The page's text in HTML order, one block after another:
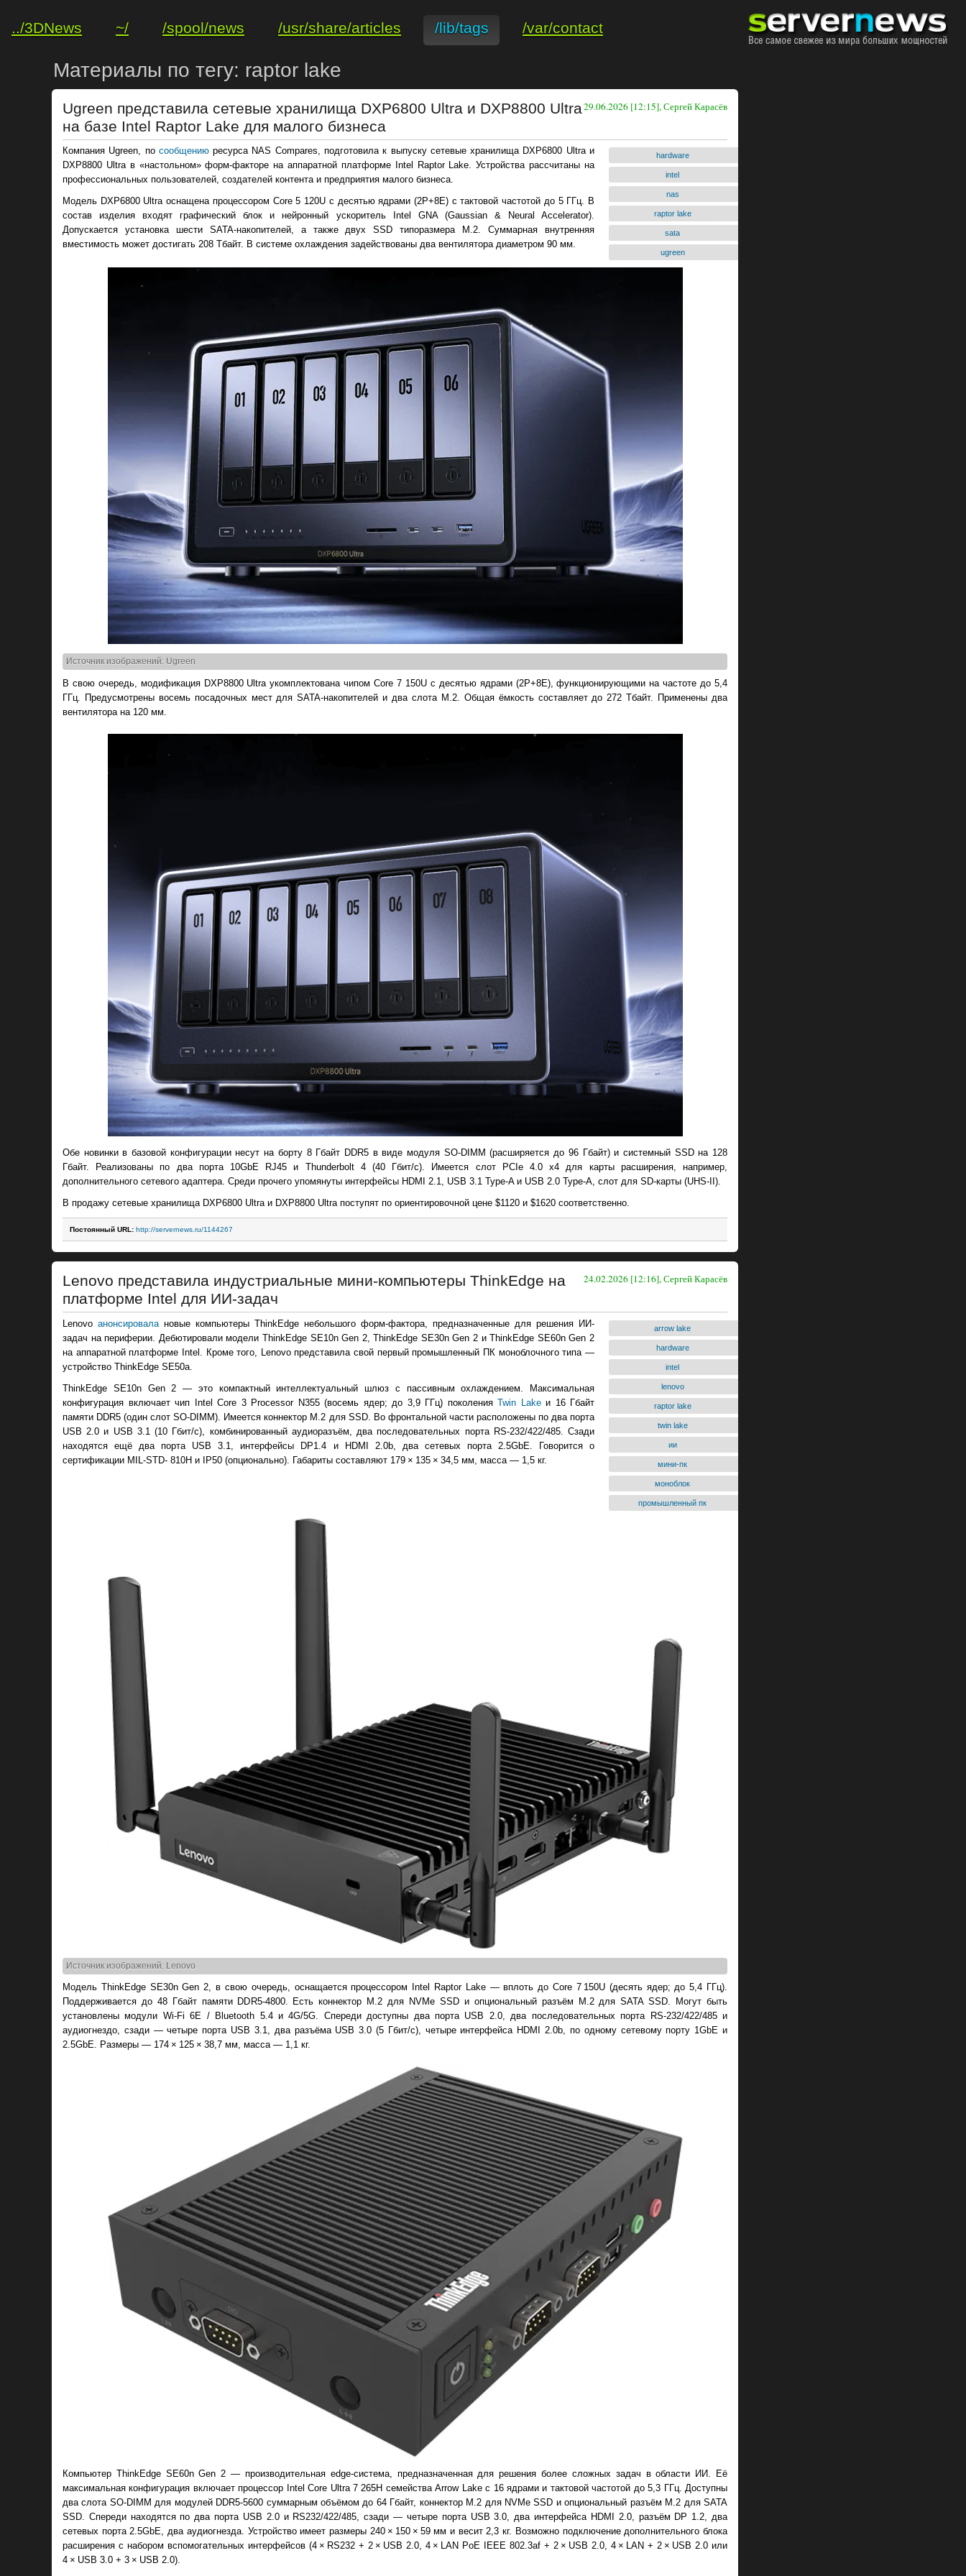
../3DNews ~/ /spool/news /usr/share/articles /lib/tags /var/contact
Материалы по тегу: raptor lake
29.06.2026 [12:15], Сергей Карасёв
Ugreen представила сетевые хранилища DXP6800 Ultra и DXP8800 Ultra
на базе Intel Raptor Lake для малого бизнеса
hardware
intel
nas
raptor lake
sata
ugreen
Компания Ugreen, по сообщениюресурса NAS Compares, подготовила к выпуску сетевые хранилища DXP6800 Ultra и
DXP8800 Ultra в «настольном» форм-факторе на аппаратной платформе Intel Raptor Lake. Устройства рассчитаны на
профессиональных пользователей, создателей контента и предприятия малого бизнеса.
Модель DXP6800 Ultra оснащена процессором Core 5 120U с десятью ядрами (2Р+8Е) с тактовой частотой до 5 ГГц. В
состав изделия входят графический блок и нейронный ускоритель Intel GNA (Gaussian & Neural Accelerator).
Допускается установка шести SATA-накопителей, а также двух SSD типоразмера М.2. Суммарная внутренняя
вместимость может достигать 208 Тбайт. В системе охлаждения задействованы два вентилятора диаметром 90 мм.
Источник изображений: Ugreen
В свою очередь, модификация DXP8800 Ultra укомплектована чипом Core 7 150U с десятью ядрами (2Р+8Е), функционирующими на частоте до 5,4
ГГц. Предусмотрены восемь посадочных мест для SATA-накопителей и два слота М.2. Общая ёмкость составляет до 272 Тбайт. Применены два
вентилятора на 120 мм.
Обе новинки в базовой конфигурации несут на борту 8 Гбайт DDR5 в виде модуля SO-DIMM (расширяется до 96 Гбайт) и системный SSD на 128
Гбайт. Реализованы по два порта 10GbE RJ45 и Thunderbolt 4 (40 Гбит/с). Имеется слот PCIe 4.0 x4 для карты расширения, например,
дополнительного сетевого адаптера. Среди прочего упомянуты интерфейсы HDMI 2.1, USB 3.1 Type-A и USB 2.0 Type-A, слот для SD-карты (UHS-II).
В продажу сетевые хранилища DXP6800 Ultra и DXP8800 Ultra поступят по ориентировочной цене $1120 и $1620 соответственно.
Постоянный URL: http://servernews.ru/1144267
24.02.2026 [12:16], Сергей Карасёв
Lenovo представила индустриальные мини-компьютеры ThinkEdge на
платформе Intel для ИИ-задач
arrow lake
hardware
intel
lenovo
raptor lake
twin lake
ии
мини-пк
моноблок
промышленный пк
Lenovo анонсировала новые компьютеры ThinkEdge небольшого форм-фактора, предназначенные для решения ИИ-
задач на периферии. Дебютировали модели ThinkEdge SE10n Gen 2, ThinkEdge SE30n Gen 2 и ThinkEdge SE60n Gen 2
на аппаратной платформе Intel. Кроме того, Lenovo представила свой первый промышленный ПК моноблочного типа —
устройство ThinkEdge SE50a.
ThinkEdge SE10n Gen 2 — это компактный интеллектуальный шлюз с пассивным охлаждением. Максимальная
конфигурация включает чип Intel Core 3 Processor N355 (восемь ядер; до 3,9 ГГц) поколения Twin Lakeи 16 Гбайт
памяти DDR5 (один слот SO-DIMM). Имеется коннектор M.2 для SSD. Во фронтальной части расположены по два порта
USB 2.0 и USB 3.1 (10 Гбит/с), комбинированный аудиоразъём, два последовательных порта RS-232/422/485. Сзади
находятся ещё два порта USB 3.1, интерфейсы DP1.4 и HDMI 2.0b, два сетевых порта 2.5GbE. Говорится о
сертификации MIL-STD- 810H и IP50 (опционально). Габариты составляют 179 × 135 × 34,5 мм, масса — 1,5 кг.
Источник изображений: Lenovo
Модель ThinkEdge SE30n Gen 2, в свою очередь, оснащается процессором Intel Raptor Lake — вплоть до Core 7 150U (десять ядер; до 5,4 ГГц).
Поддерживается до 48 Гбайт памяти DDR5-4800. Есть коннектор M.2 для NVMe SSD и опциональный разъём M.2 для SATA SSD. Могут быть
установлены модули Wi-Fi 6E / Bluetooth 5.4 и 4G/5G. Спереди доступны два порта USB 2.0, два последовательных порта RS-232/422/485 и
аудиогнездо, сзади — четыре порта USB 3.1, два разъёма USB 3.0 (5 Гбит/с), четыре интерфейса HDMI 2.0b, по одному сетевому порту 1GbE и
2.5GbE. Размеры — 174 × 125 × 38,7 мм, масса — 1,1 кг.
Компьютер ThinkEdge SE60n Gen 2 — производительная edge-система, предназначенная для решения более сложных задач в области ИИ. Её
максимальная конфигурация включает процессор Intel Core Ultra 7 265H семейства Arrow Lake с 16 ядрами и тактовой частотой до 5,3 ГГц. Доступны
два слота SO-DIMM для модулей DDR5-5600 суммарным объёмом до 64 Гбайт, коннектор M.2 для NVMe SSD и опциональный разъём M.2 для SATA
SSD. Спереди находятся по два порта USB 2.0 и RS232/422/485, сзади — четыре порта USB 3.0, два интерфейса HDMI 2.0, разъём DP 1.2, два
сетевых порта 2.5GbE, два аудиогнезда. Устройство имеет размеры 240 × 150 × 59 мм и весит 2,3 кг. Возможно подключение дополнительного блока
расширения с набором вспомогательных интерфейсов (4 × RS232 + 2 × USB 2.0, 4 × LAN PoE IEEE 802.3af + 2 × USB 2.0, 4 × LAN + 2 × USB 2.0 или
4 × USB 3.0 + 3 × USB 2.0).